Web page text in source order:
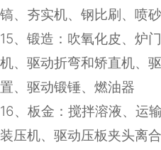
镐、夯实机、钢比刷、喷
15、锻造：吹氧化皮、炉
机、驱动折弯和矫直机、
置、驱动锻锤、燃油器
16、板金：搅拌溶液、运
装压机、驱动压板夹头离